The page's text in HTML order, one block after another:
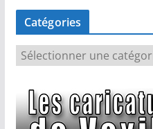
Catégories
a
é
g